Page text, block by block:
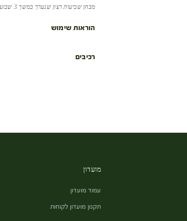
מבחן שביעות רצון שנערך במשך 3 שבועות בקרב 25 גברים, מהם 50% בעלי עור רגיש
הוראות שימוש
רכיבים
מועדון
עמוד מועדון
תקנון מועדון לקוחות